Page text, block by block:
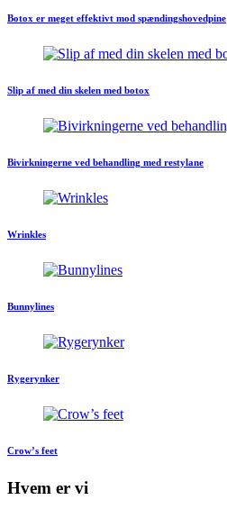
Botox er meget effektivt mod spændingshovedpine
Slip af med din skelen med botox
Bivirkningerne ved behandling med restylane
Wrinkles
Bunnylines
Rygerynker
Crow’s feet
Hvem er vi